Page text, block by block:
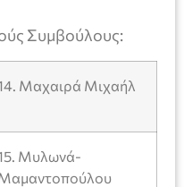
Συμβούλους:
Μαχαιρά Μιχαήλ
Μυλωνά-